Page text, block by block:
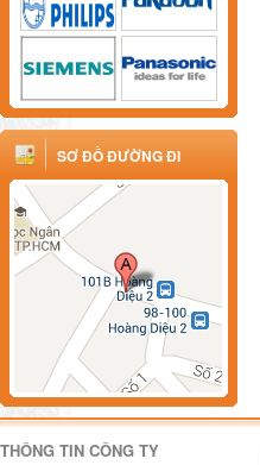
SƠ ĐỒ ĐƯỜNG ĐI
THÔNG TIN CÔNG TY